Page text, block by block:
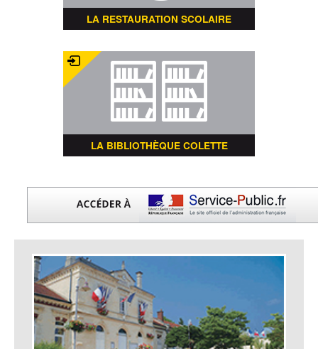
LA RESTAURATION SCOLAIRE
LA BIBLIOTHÈQUE COLETTE